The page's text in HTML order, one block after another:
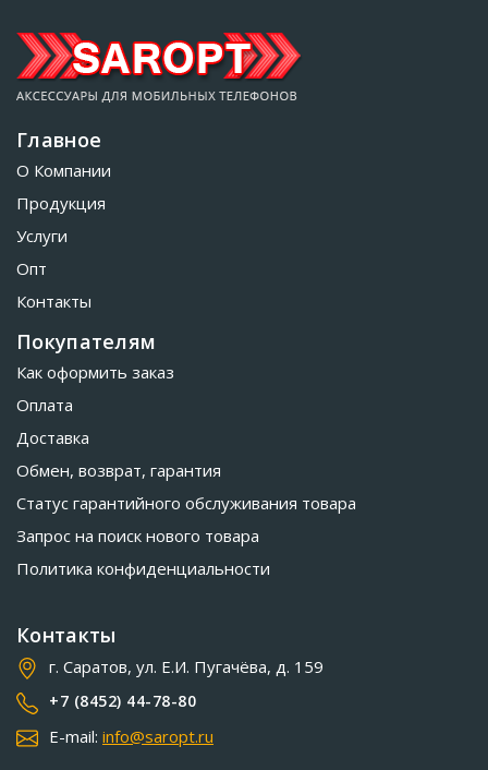
Главное
О Компании
Продукция
Услуги
Опт
Контакты
Покупателям
Как оформить заказ
Оплата
Доставка
Обмен, возврат, гарантия
Статус гарантийного обслуживания товара
Запрос на поиск нового товара
Политика конфиденциальности
Контакты
г. Саратов, ул. Е.И. Пугачёва, д. 159
+7 (8452) 44-78-80
E-mail: info@saropt.ru